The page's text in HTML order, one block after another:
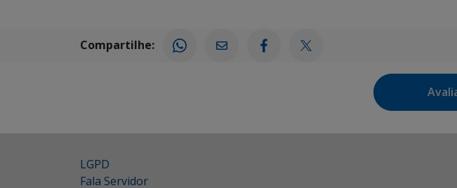
Compartilhe:
LGPD
Fala Servidor